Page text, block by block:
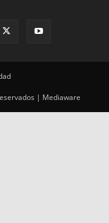
| Mediaware